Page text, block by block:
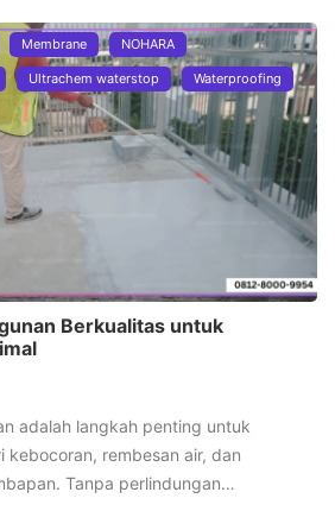
Membrane NOHARA
Ultrachem waterstop Waterproofing
Berkualitas untuk
adalah langkah penting untuk
kebocoran, rembesan air, dan
Tanpa perlindungan…